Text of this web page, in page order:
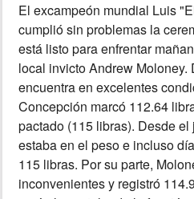
El excampeón mundial Luis
cumplió sin problemas la
está listo para enfrentar
local invicto Andrew Moloney.
encuentra en excelentes
Concepción marcó 112.64
pactado (115 libras). Desde
estaba en el peso e incluso
115 libras. Por su parte,
inconvenientes y registró